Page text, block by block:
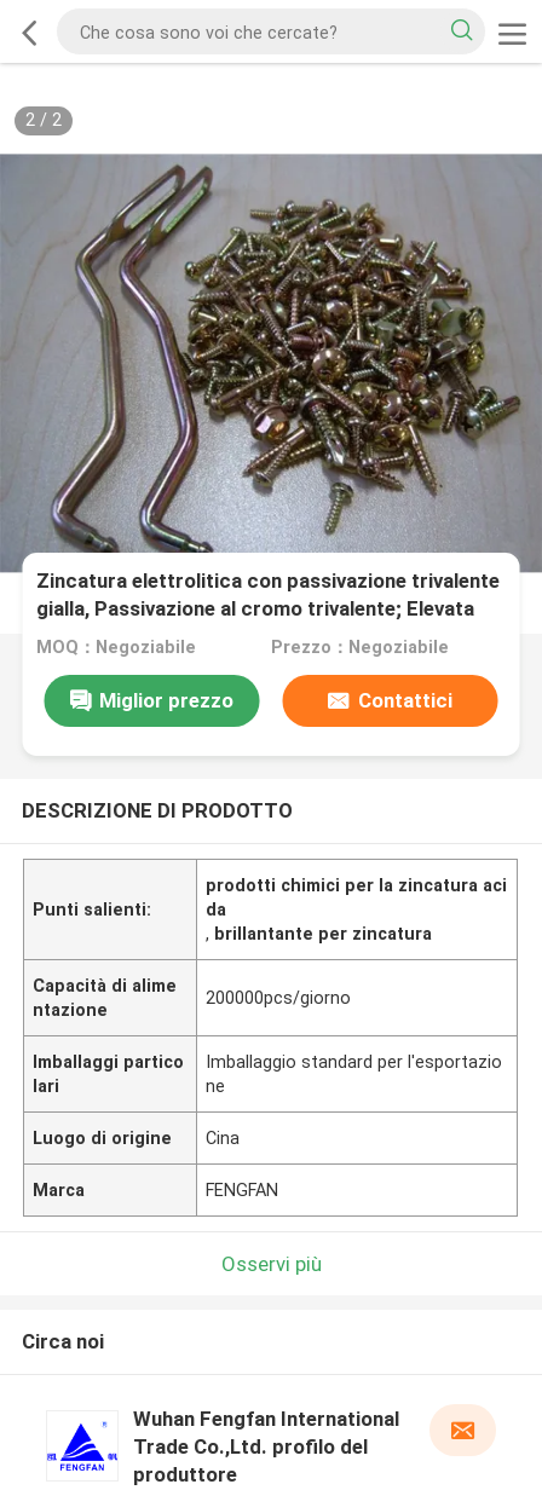
2/ 2
Zincatura elettrolitica con passivazione trivalente
gialla, Passivazione al cromo trivalente; Elevata
protezione dalla corrosione; TR-124
MOQ：Negoziabile Prezzo：Negoziabile
Miglior prezzo Contattici
DESCRIZIONE DI PRODOTTO
Punti salienti:
prodotti chimici per la zincatura aci
da
, brillantante per zincatura
Capacità di alime
ntazione
200000pcs/giorno
Imballaggi partico
lari
Imballaggio standard per l'esportazio
ne
Luogo di origine Cina
Marca FENGFAN
Osservi più
Circa noi
Wuhan Fengfan International
Trade Co.,Ltd. profilo del
produttore